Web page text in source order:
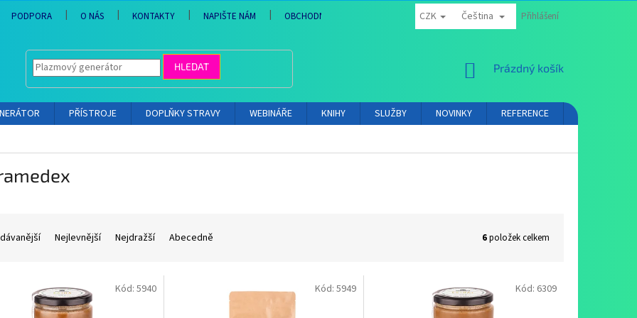
PODPORA O NÁS KONTAKTY NAPIŠTE NÁM OBCHODNÍ PODMÍNKY OCHRANA OSOBNÍCH ÚDAJŮ PROVIZNÍ SYSTÉM
CZK Čeština Přihlášení
HLEDAT
NÁKUPNÍ
Prázdný košík
PŘÍSTROJE DOPLŇKY STRAVY WEBINÁŘE KNIHY SLUŽBY NOVINKY REFERENCE
Nejlevnější Nejdražší Abecedně 6položek celkem
Kód: 5940 Kód: 5949 Kód: 6309